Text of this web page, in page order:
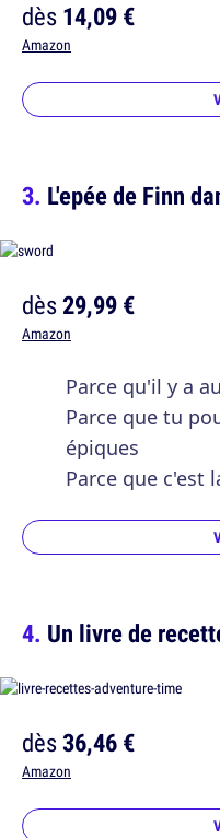
dès14,09 €
Amazon
L'epée de Finn
dès29,99 €
Amazon
Parce qu'il y a
Parce que tu
épiques
Parce que c'est
Un livre de
dès36,46 €
Amazon